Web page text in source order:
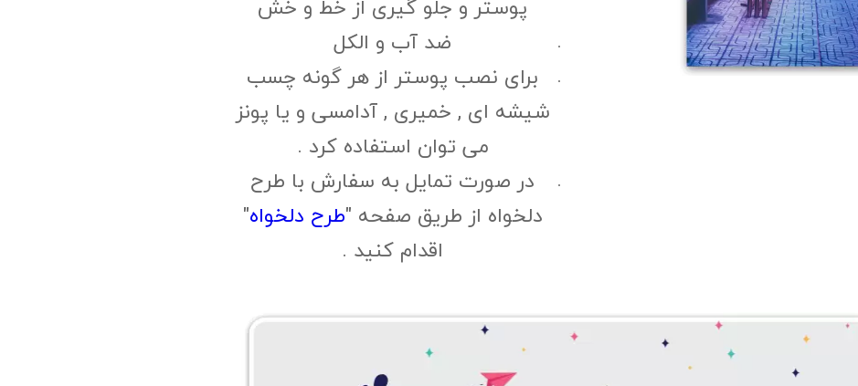
پوستر و جلو گیری از خط و خش
ضد آب و الکل
برای نصب پوستر از هر گونه چسب
شیشه ای , خمیری , آدامسی و یا پونز
می توان استفاده کرد .
در صورت تمایل به سفارش با طرح
دلخواه از طریق صفحه "طرح دلخواه"
اقدام کنید .